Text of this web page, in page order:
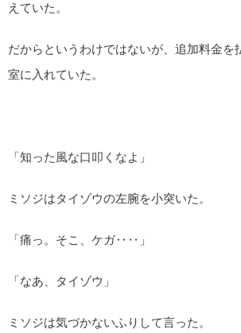
えていた。
だからというわけではないが、追加料金を
室に入れていた。
「知った風な口叩くなよ」
ミソジはタイゾウの左腕を小突いた。
「痛っ。そこ、ケガ‥‥」
「なあ、タイゾウ」
ミソジは気づかないふりして言った。